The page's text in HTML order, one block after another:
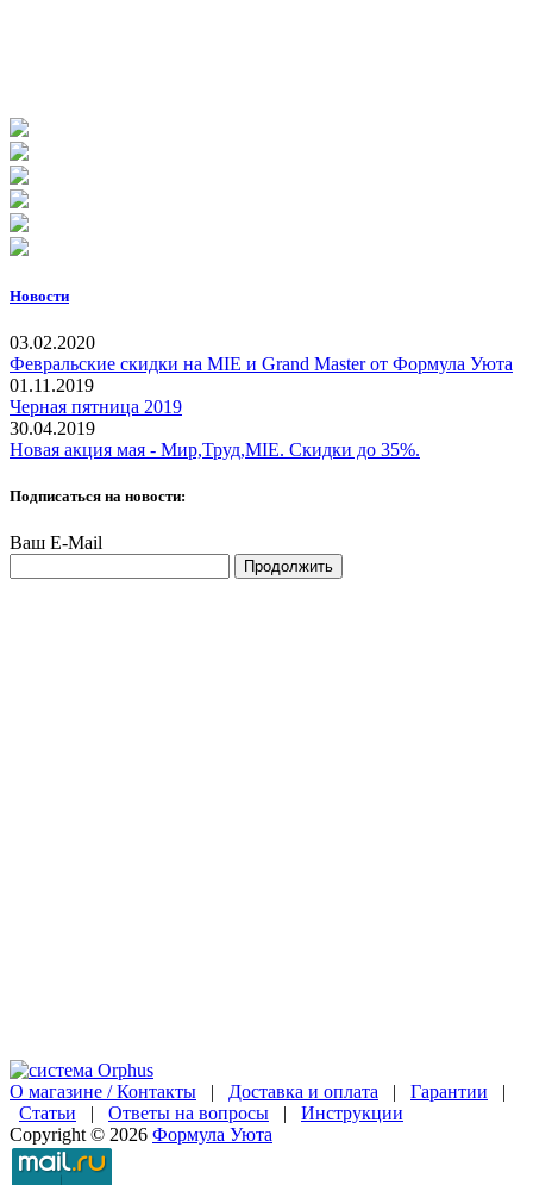
Новости
03.02.2020
Февральские скидки на MIE и Grand Master от Формула Уюта
01.11.2019
Черная пятница 2019
30.04.2019
Новая акция мая - Мир,Труд,MIE. Скидки до 35%.
Подписаться на новости:
Ваш E-Mail
Продолжить
О магазине / Контакты | Доставка и оплата | Гарантии |
Статьи | Ответы на вопросы | Инструкции
Copyright © 2026 Формула Уюта